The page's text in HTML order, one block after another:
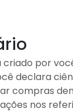
por
declara
compras
nos